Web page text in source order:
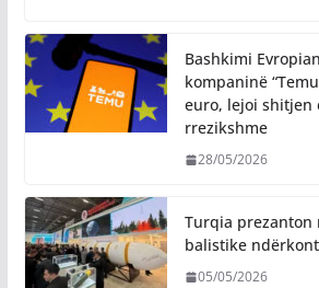
Bashkimi
kompaninë
euro, lejoi shitjen
rrezikshme
28/05/2026
Turqia prezanton
balistike
05/05/2026